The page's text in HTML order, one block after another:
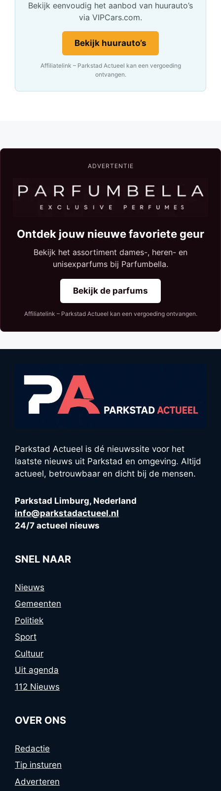
Bekijk eenvoudig het aanbod van huurauto’s
via VIPCars.com.
Bekijk huurauto’s
Affiliatelink – Parkstad Actueel kan een vergoeding
ontvangen.
ADVERTENTIE
Ontdek jouw nieuwe favoriete geur
Bekijk het assortiment dames-, heren- en
unisexparfums bij Parfumbella.
Bekijk de parfums
Affiliatelink – Parkstad Actueel kan een vergoeding ontvangen.
Parkstad Actueel is dé nieuwssite voor het
laatste nieuws uit Parkstad en omgeving. Altijd
actueel, betrouwbaar en dicht bij de mensen.
Parkstad Limburg, Nederland
info@parkstadactueel.nl
24/7 actueel nieuws
SNEL NAAR
Nieuws
Gemeenten
Politiek
Sport
Cultuur
Uit agenda
112 Nieuws
OVER ONS
Redactie
Tip insturen
Adverteren